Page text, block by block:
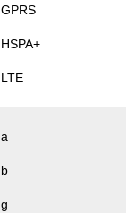
GPRS
HSPA+
LTE
a
b
g